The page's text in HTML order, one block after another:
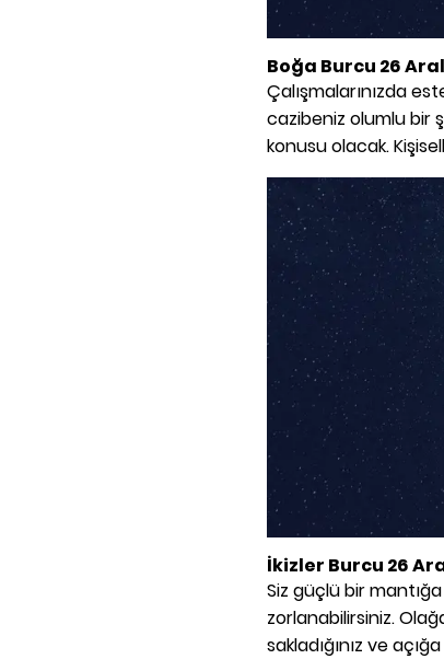
Boğa Burcu 26
Çalışmalarınızda
cazibeniz olumlu bir
konusu olacak.
İkizler Burcu 26
Siz güçlü bir
zorlanabilirsiniz.
sakladığınız ve